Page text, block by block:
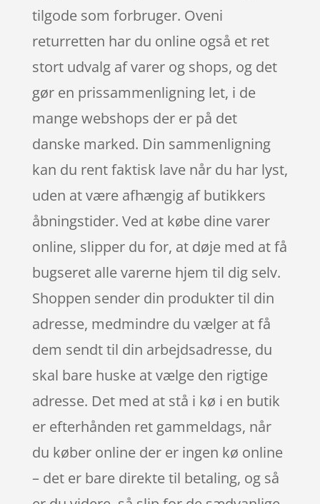
tilgode som forbruger. Oveni
returretten har du online også et ret
stort udvalg af varer og shops, og det
gør en prissammenligning let, i de
mange webshops der er på det
danske marked. Din sammenligning
kan du rent faktisk lave når du har lyst,
uden at være afhængig af butikkers
åbningstider. Ved at købe dine varer
online, slipper du for, at døje med at få
bugseret alle varerne hjem til dig selv.
Shoppen sender din produkter til din
adresse, medmindre du vælger at få
dem sendt til din arbejdsadresse, du
skal bare huske at vælge den rigtige
adresse. Det med at stå i kø i en butik
er efterhånden ret gammeldags, når
du køber online der er ingen kø online
– det er bare direkte til betaling, og så